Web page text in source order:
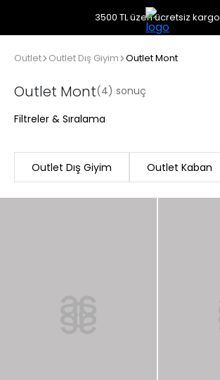
3500 TL üzeri ücretsiz kargo
Outlet Outlet Dış Giyim Outlet Mont
Outlet Mont(4) sonuç
Filtreler & Sıralama
Outlet Dış Giyim Outlet Kaban